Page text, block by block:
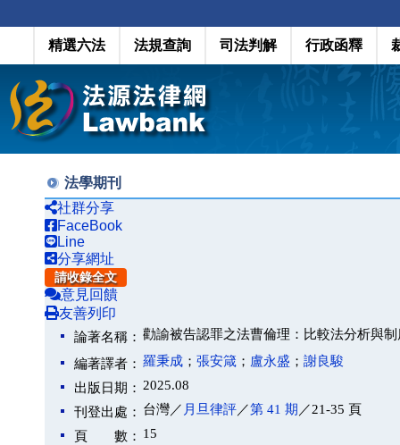
精選六法 法規查詢 司法判解 行政函釋
法學期刊
社群分享
FaceBook
Line
分享網址
請收錄全文
意見回饋
友善列印
論著名稱： 勸諭被告認罪之法曹倫理：比較法分析與
編著譯者： 羅秉成 ； 張安箴 ； 盧永盛 ； 謝良駿
出版日期： 2025.08
刊登出處： 台灣／ 月旦律評／第 41 期 ／21-35 頁
頁 數： 15